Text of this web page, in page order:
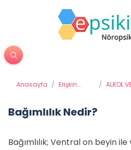
Anasayfa / Erişkin
/ ALKOL
Bağımlılık Nedir?
Bağımlılık; Ventral on beyin